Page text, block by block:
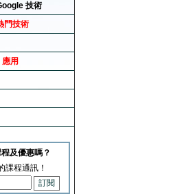
技術
門技術
用
及優惠嗎？
課程通訊！